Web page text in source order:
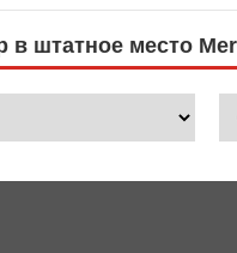
в штатное место